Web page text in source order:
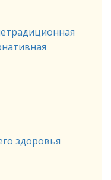
здоровья